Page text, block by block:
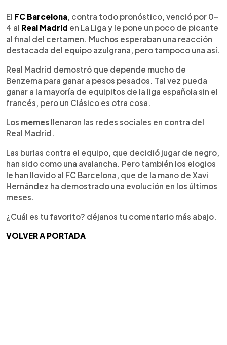
► Escuchar artículo
El FC Barcelona, contra todo pronóstico, venció por 0-
4 al Real Madrid en La Liga y le pone un poco de picante
al final del certamen. Muchos esperaban una reacción
destacada del equipo azulgrana, pero tampoco una así.
Real Madrid demostró que depende mucho de
Benzema para ganar a pesos pesados. Tal vez pueda
ganar a la mayoría de equipitos de la liga española sin el
francés, pero un Clásico es otra cosa.
Los memes llenaron las redes sociales en contra del
Real Madrid.
Las burlas contra el equipo, que decidió jugar de negro,
han sido como una avalancha. Pero también los elogios
le han llovido al FC Barcelona, que de la mano de Xavi
Hernández ha demostrado una evolución en los últimos
meses.
¿Cuál es tu favorito? déjanos tu comentario más abajo.
VOLVER A PORTADA